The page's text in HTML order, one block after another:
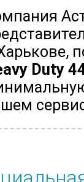
Duty